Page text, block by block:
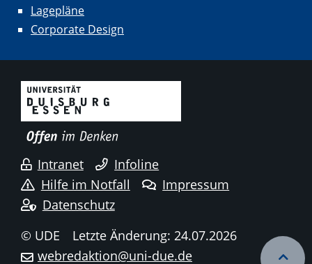
Lagepläne
Corporate Design
Intranet
Infoline
Hilfe im Notfall
Impressum
Datenschutz
© UDE
Letzte Änderung: 24.07.2026
webredaktion@uni-due.de